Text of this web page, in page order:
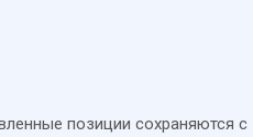
позиции сохраняются с